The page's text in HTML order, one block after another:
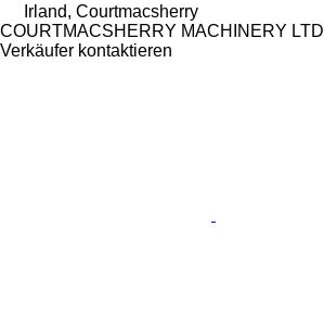
Irland, Courtmacsherry
COURTMACSHERRY MACHINERY LTD
Verkäufer kontaktieren